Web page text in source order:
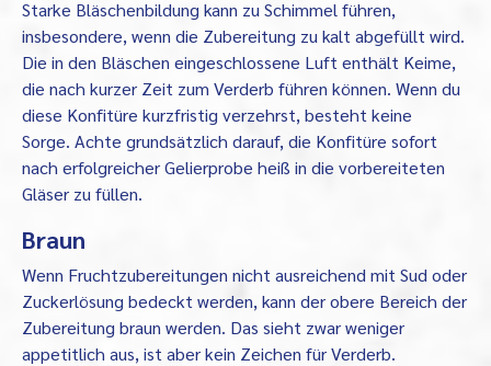
Starke Bläschenbildung kann zu Schimmel führen,
insbesondere, wenn die Zubereitung zu kalt abgefüllt wird.
Die in den Bläschen eingeschlossene Luft enthält Keime,
die nach kurzer Zeit zum Verderb führen können. Wenn du
diese Konfitüre kurzfristig verzehrst, besteht keine
Sorge. Achte grundsätzlich darauf, die Konfitüre sofort
nach erfolgreicher Gelierprobe heiß in die vorbereiteten
Gläser zu füllen.
Braun
Wenn Fruchtzubereitungen nicht ausreichend mit Sud oder
Zuckerlösung bedeckt werden, kann der obere Bereich der
Zubereitung braun werden. Das sieht zwar weniger
appetitlich aus, ist aber kein Zeichen für Verderb.